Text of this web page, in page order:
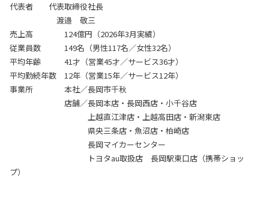
代表者 代表取締役社長
渡邉 敬三
売上高 124億円（2026年3月実績）
従業員数 149名（男性117名／女性32名）
平均年齢 41才（営業45才／サービス36才）
平均勤続年数 12年（営業15年／サービス12年）
事業所 本社／長岡市千秋
店舗／長岡本店・長岡西店・ 小千谷店
上越直江津店・上越高田店・新潟東店
県央三条店 ・魚沼店 ・柏崎店
長岡マイカーセンター
トヨタau取扱店 長岡駅東口店（携帯ショッ
プ）